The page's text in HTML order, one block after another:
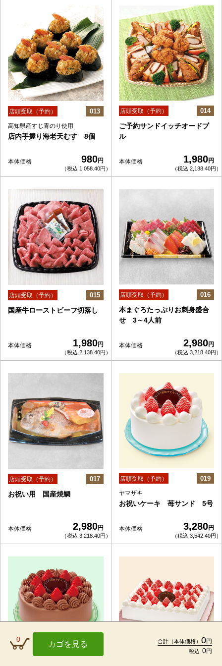
店頭受取（予約） 013
高知県産すじ青のり使用
店内手握り海老天むす 8個
本体価格 980円
（税込 1,058.40円）
店頭受取（予約） 014
ご予約サンドイッチオードブ
ル
本体価格 1,980円
（税込 2,138.40円）
店頭受取（予約） 015
国産牛ローストビーフ切落し
本体価格 1,980円
（税込 2,138.40円）
店頭受取（予約） 016
本まぐろたっぷりお刺身盛合
せ 3～4人前
本体価格 2,980円
（税込 3,218.40円）
店頭受取（予約） 017
お祝い用 国産焼鯛
本体価格 2,980円
（税込 3,218.40円）
店頭受取（予約） 019
ヤマザキ
お祝いケーキ 苺サンド 5号
本体価格 3,280円
（税込 3,542.40円）
0
カゴを見る 合計（本体価格） 0円
税込 0円